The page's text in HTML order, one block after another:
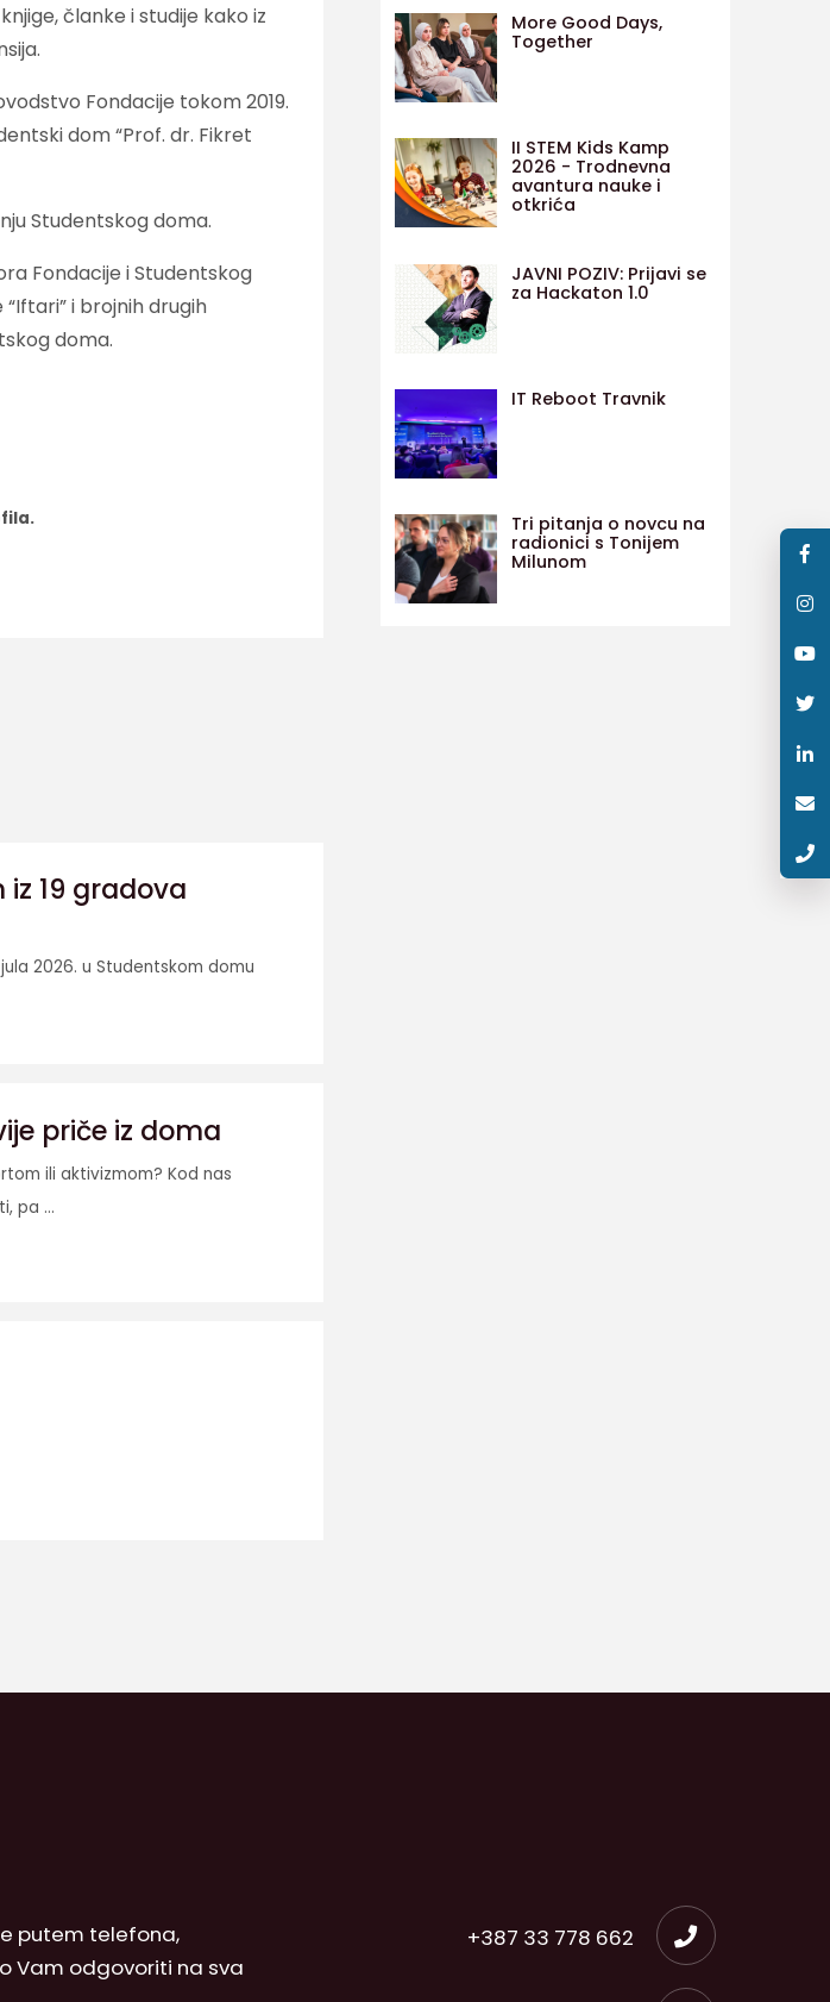
članke i studije kako iz
Fondacije tokom 2019.
dom “Prof. dr. Fikret
Studentskog doma.
Fondacije i Studentskog
i brojnih drugih
doma.
iz 19 gradova
2026. u Studentskom domu
priče iz doma
ili aktivizmom? Kod nas
pa ...
More Good Days,
Together
II STEM Kids Kamp
2026 - Trodnevna
avantura nauke i
otkrića
JAVNI POZIV: Prijavi se
za Hackaton 1.0
IT Reboot Travnik
Tri pitanja o novcu na
radionici s Tonijem
Milunom
putem telefona,
Vam odgovoriti na sva
+387 33 778 662